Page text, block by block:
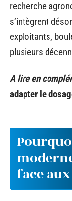
recherche
s’intègrent
exploitants,
plusieurs
A lire en
adapter le
face